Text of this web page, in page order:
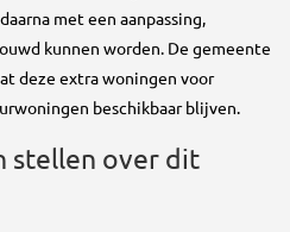
met een aanpassing,
kunnen worden. De gemeente
deze extra woningen voor
beschikbaar blijven.
stellen over dit